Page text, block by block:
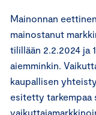
Mainonnan
mainostanut
tilillään 2.2.2024 ja
aiemminkin.
kaupallisen
esitetty tarkempaa